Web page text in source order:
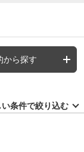
から探す
い条件で絞り込む